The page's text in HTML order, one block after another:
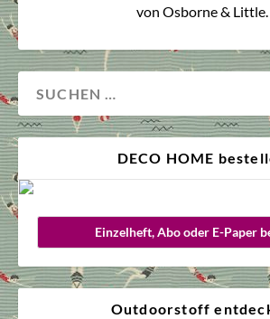
von Osborne & Little.
DECO HOME
Einzelheft, Abo oder E-Paper
Outdoorstoff